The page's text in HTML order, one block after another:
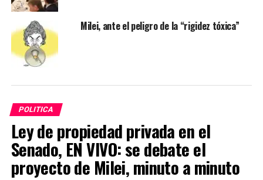
Milei, ante el peligro de la “rigidez tóxica”
POLITICA
Ley de propiedad privada en el
Senado, EN VIVO: se debate el
proyecto de Milei, minuto a minuto